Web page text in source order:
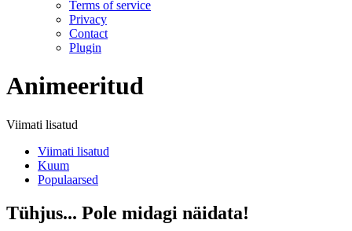
Terms of service
Privacy
Contact
Plugin
Animeeritud
Viimati lisatud
Viimati lisatud
Kuum
Populaarsed
Tühjus... Pole midagi näidata!